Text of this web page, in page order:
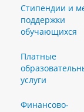
Стипендии и
поддержки
обучающихся
Платные
услуги
Финансово-